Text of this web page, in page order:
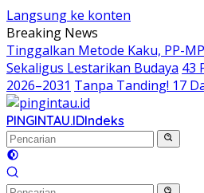
Langsung ke konten
Breaking News
Tinggalkan Metode Kaku, PP-
Sekaligus Lestarikan Budaya 43
2026–2031 Tanpa Tanding! 17
PINGINTAU.IDIndeks